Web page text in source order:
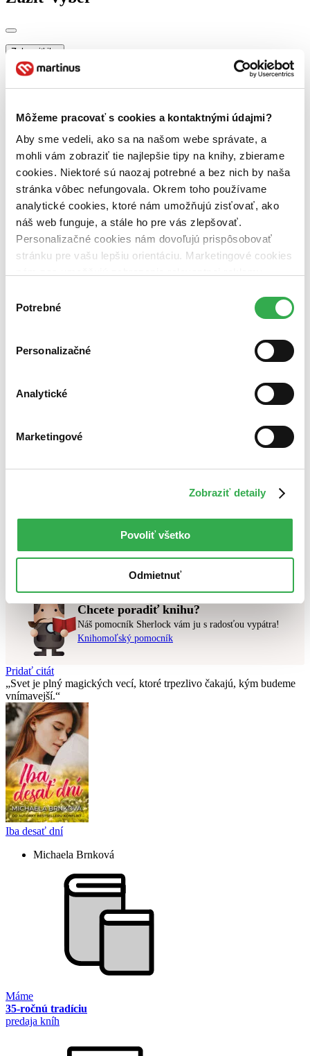
Môžeme pracovať s cookies a kontaktnými údajmi?
Aby sme vedeli, ako sa na našom webe správate, a
mohli vám zobraziť tie najlepšie tipy na knihy, zbierame
cookies. Niektoré sú naozaj potrebné a bez nich by naša
stránka vôbec nefungovala. Okrem toho používame
analytické cookies, ktoré nám umožňujú zisťovať, ako
náš web funguje, a stále ho pre vás zlepšovať.
Personalizačné cookies nám dovoľujú prispôsobovať
stránku pre vašu lepšiu orientáciu. Marketingové cookies
nám pomohlo, keby sme mohli používať všetky tieto
súhlasu
Potrebné
Personalizačné
Analytické
Marketingové
Zobraziť detaily
Povoliť všetko
Odmietnuť
Zobraziť iba
novinky (0 titulov)
na centrálnom sklade (0 titulov)na centrálnom sklade
predpredaj (0 titulov)
predpredaj
pripravujeme (0 titulov)
dostupná (bez vypredaných) (0 titulov)dostupná (bez
vypredaných)
nová (0 titulov)nová
čítaná (0 titulov)čítaná
čítaná - výborný stav (0 titulov)čítaná - výborný stav
čítaná - mierne opotrebovaná (0 titulov)čítaná - mierne
Zoradiť
Novinky
Vydavateľstvo St. Martin´s Press
Nebol nájdenýžiadny titulvyhovujúci zadaným podmienkam.
Skúste prosím zmeniť vyhľadávaný výraz.
Chcete poradiť knihu?
Náš pomocník Sherlock vám ju s radosťou vypátra!
Knihomoľský pomocník
Pridať citát
Svet je plný magických vecí, ktoré trpezlivo čakajú, kým budeme
vnímavejší.
Iba desať dní
Michaela Brnková
Máme
35-ročnú tradíciu
predaja kníh